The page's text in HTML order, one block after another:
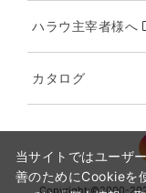
ハラウ主宰者様へ
カタログ
Copyright:©2000-
当サイトではユーザ
善のためにCookieを